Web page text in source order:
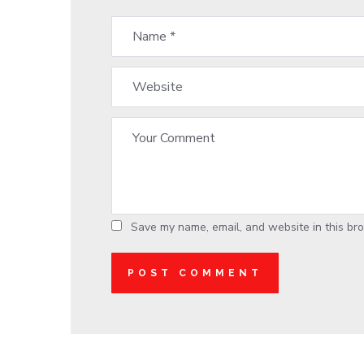
Save my name, email, and website in this